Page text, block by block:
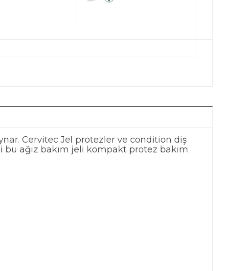
Cervitec Jel protezler ve condition diş
ağız bakım jeli kompakt protez bakım